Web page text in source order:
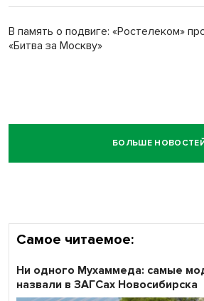
В память о подвиге: «Ростелеком»
«Битва за Москву»
БОЛЬШЕ
Самое читаемое:
Ни одного Мухаммеда: самые
назвали в ЗАГСах Новосибирска